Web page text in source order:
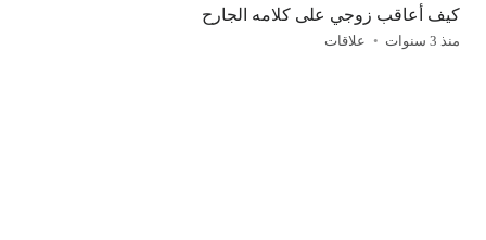
كيف أعاقب زوجي على كلامه الجارح
منذ 3 سنوات علاقات